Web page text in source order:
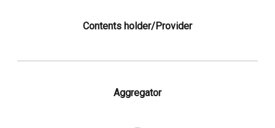
Contents holder/Provider
Aggregator